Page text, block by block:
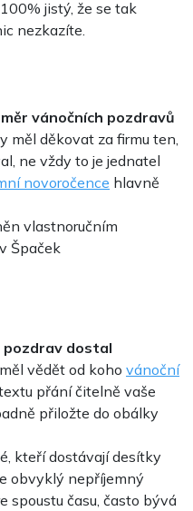
jistý, že se tak
nezkazíte.
vánočních pozdravů
měl děkovat za firmu ten,
ne vždy to je jednatel
novoročence hlavně
vlastnoručním
Špaček
pozdrav dostal
vědět od koho vánoční
přání čitelně vaše
přiložte do obálky
kteří dostávají desítky
obvyklý nepříjemný
spoustu času, často bývá